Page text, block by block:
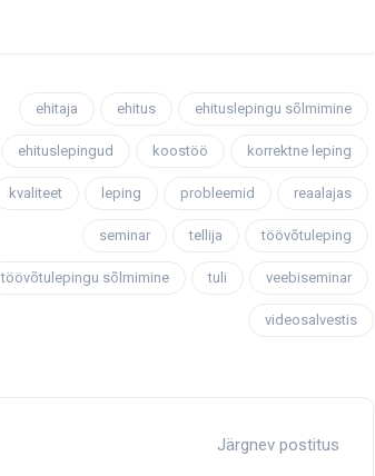
ehitaja ehitus ehituslepingu sõlmimine
ehituslepingud koostöö korrektne leping
kvaliteet leping probleemid reaalajas
seminar tellija töövõtuleping
töövõtulepingu sõlmimine tuli veebiseminar
videosalvestis
Järgnev postitus